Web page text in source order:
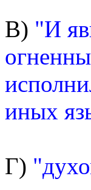
В) "И
иных
Г)